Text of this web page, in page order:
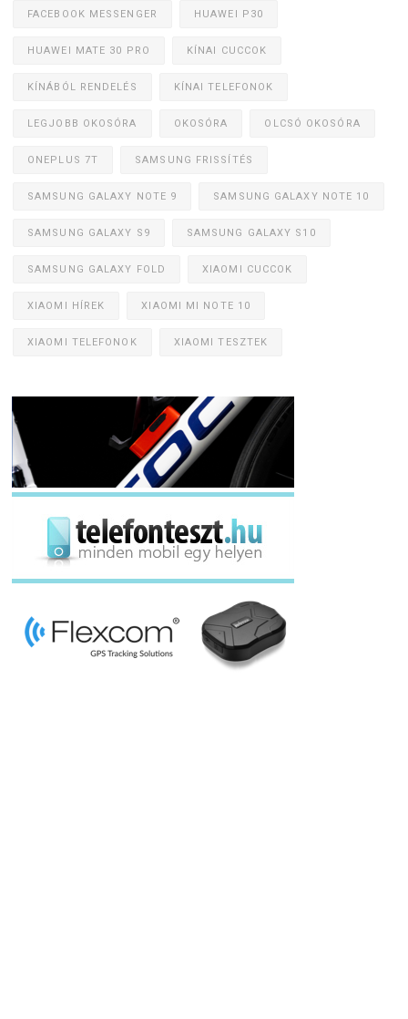
FACEBOOK MESSENGER HUAWEI P30
HUAWEI MATE 30 PRO KÍNAI CUCCOK
KÍNÁBÓL RENDELÉS KÍNAI TELEFONOK
LEGJOBB OKOSÓRA OKOSÓRA OLCSÓ OKOSÓRA
ONEPLUS 7T SAMSUNG FRISSÍTÉS
SAMSUNG GALAXY NOTE 9 SAMSUNG GALAXY NOTE 10
SAMSUNG GALAXY S9 SAMSUNG GALAXY S10
SAMSUNG GALAXY FOLD XIAOMI CUCCOK
XIAOMI HÍREK XIAOMI MI NOTE 10
XIAOMI TELEFONOK XIAOMI TESZTEK